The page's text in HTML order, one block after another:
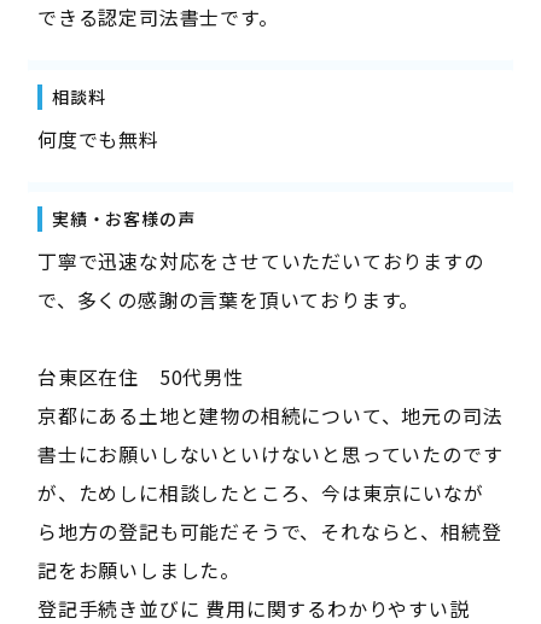
できる認定司法書士です。
相談料
何度でも無料
実績・お客様の声
丁寧で迅速な対応をさせていただいておりますの
で、多くの感謝の言葉を頂いております。
台東区在住 50代男性
京都にある土地と建物の相続について、地元の司法
書士にお願いしないといけないと思っていたのです
が、ためしに相談したところ、今は東京にいなが
ら地方の登記も可能だそうで、それならと、相続登
記をお願いしました。
登記手続き並びに 費用に関するわかりやすい説